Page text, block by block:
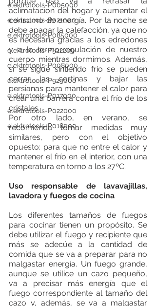
elektrotools-P005000
elektrotools-P021000
elektrotools-P085000
elektrotools-P522200
elektrotools-P008000
elektrotools-P929000
elektrotools-P017000
elektrotools-P022000
elektrotools-P018000
aclimatación del hogar y aumentar el
consumo de energía. Por la noche se
debe apagar la calefacción, ya que no
es necesaria gracias a los edredones
y a la termorregulación de nuestro
cuerpo mientras dormimos. Además,
si se sigue sintiendo frío se pueden
cerrar las cortinas y bajar las
persianas para mantener el calor para
crear una barrera contra el frío de los
cristales
Por otro lado, en verano, se
recomienda tomar medidas muy
similares, pero con el objetivo
opuesto: para que no entre el calor y
mantener el frío en el interior, con una
temperatura en torno a los 27ºC.
Uso responsable de lavavajillas,
lavadora y fuegos de cocina
Los diferentes tamaños de fuegos
para cocinar tienen un propósito. Se
debe utilizar el fuego y recipiente que
más se adecúe a la cantidad de
comida que se va a preparar para no
malgastar energía. Un fuego grande,
aunque se utilice un cazo pequeño,
va a precisar más energía que el
fuego correspondiente al tamaño del
cazo y, además, se va a malgastar